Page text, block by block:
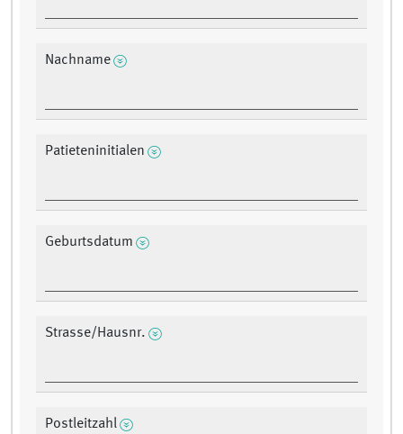
Nachname
Patieteninitialen
Geburtsdatum
Strasse/Hausnr.
Postleitzahl